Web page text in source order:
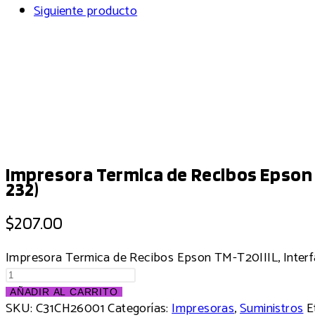
Siguiente producto
Impresora Termica de Recibos
232)
$207.00
Impresora Termica de Recibos Epson TM-T20IIIL,
AÑADIR AL CARRITO
SKU: C31CH26001Categorías:Impresoras,Suministros